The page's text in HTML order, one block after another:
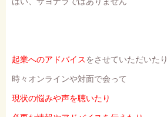
起業へのアドバイスをさせていただいたり
時々オンラインや対面で会って
現状の悩みや声を聴いたり